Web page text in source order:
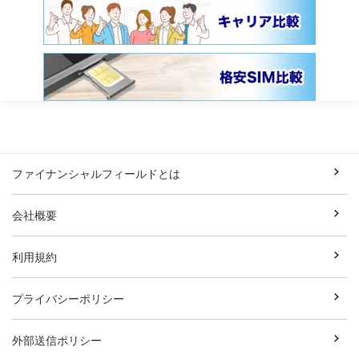
ファイナンシャルフィールドとは
会社概要
利用規約
プライバシーポリシー
外部送信ポリシー